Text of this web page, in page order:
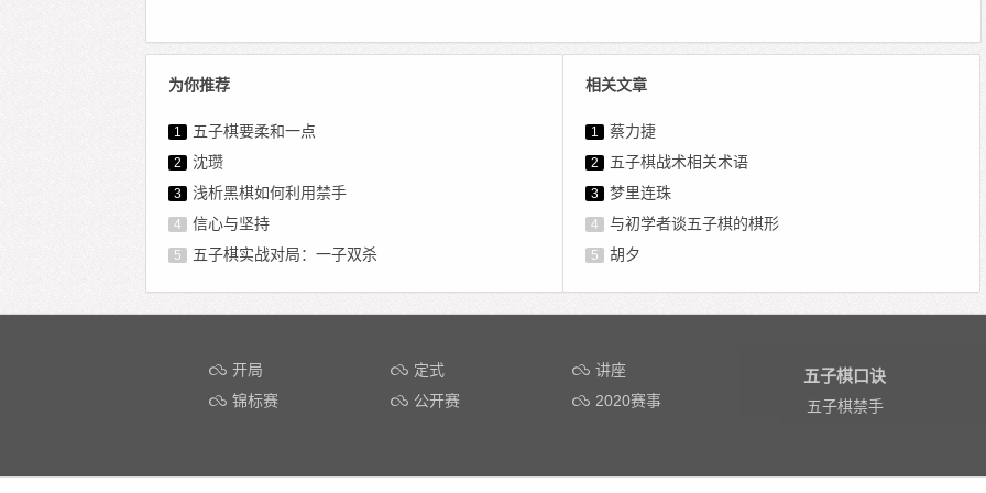
为你推荐
1 五子棋要柔和一点
2 沈瓒
3 浅析黑棋如何利用禁手
4 信心与坚持
5 五子棋实战对局：一子双杀
相关文章
1 蔡力捷
2 五子棋战术相关术语
3 梦里连珠
4 与初学者谈五子棋的棋形
5 胡夕
开局 定式
讲座
锦标赛
公开赛 2020赛事
五子棋口诀
五子棋禁手